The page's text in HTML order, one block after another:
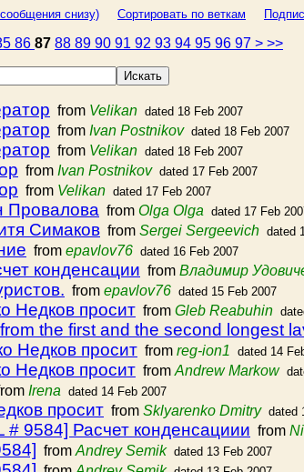
снизу) Сортировать по веткам
86 87 88 89 90 91 92 93 94 95 96 97 > >>
from Velikan dated 18 Feb 2007
from Ivan Postnikov dated 18 Feb 2007
from Velikan dated 18 Feb 2007
from Ivan Postnikov dated 17 Feb 2007
from Velikan dated 17 Feb 2007
Провалова from Olga Olga dated 17 Feb
Симаков from Sergei Sergeevich dated
from epavlov76 dated 16 Feb 2007
конденсации from Владимир
from epavlov76 dated 15 Feb 2007
Недков просит from Gleb Reabuhin
the first and the second longest
Недков просит from reg-ion1 dated 14
Недков просит from Andrew Markow
Irena dated 14 Feb 2007
просит from Sklyarenko Dmitry dated
# 9584] Расчет конденсациии from
from Andrey Semik dated 13 Feb 2007